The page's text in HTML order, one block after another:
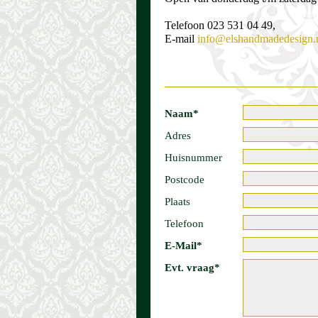
Telefoon 023 531 04 49,
E-mail
Naam*
Adres
Huisnummer
Postcode
Plaats
Telefoon
E-Mail*
Evt. vraag*